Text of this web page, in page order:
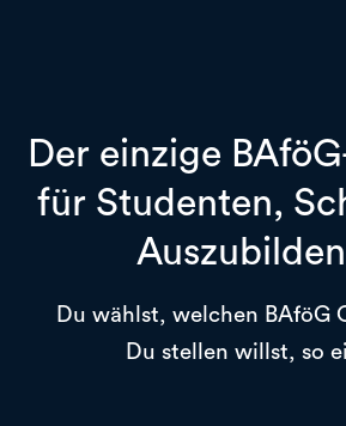
Der einzige
für Studenten,
Du wählst, welchen BAföG
Du stellen willst, so